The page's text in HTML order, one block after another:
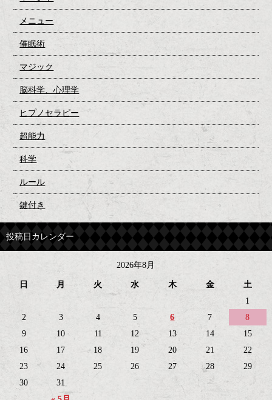
メニュー
催眠術
マジック
脳科学、心理学
ヒプノセラピー
超能力
科学
ルール
鍵付き
投稿日カレンダー
2026年8月
日 月 火 水 木 金 土
1
2
3 4 5 6 7
8
9
10 11 12 13 14
15
16
17 18 19 20 21
22
23
24 25 26 27 28
29
30
31